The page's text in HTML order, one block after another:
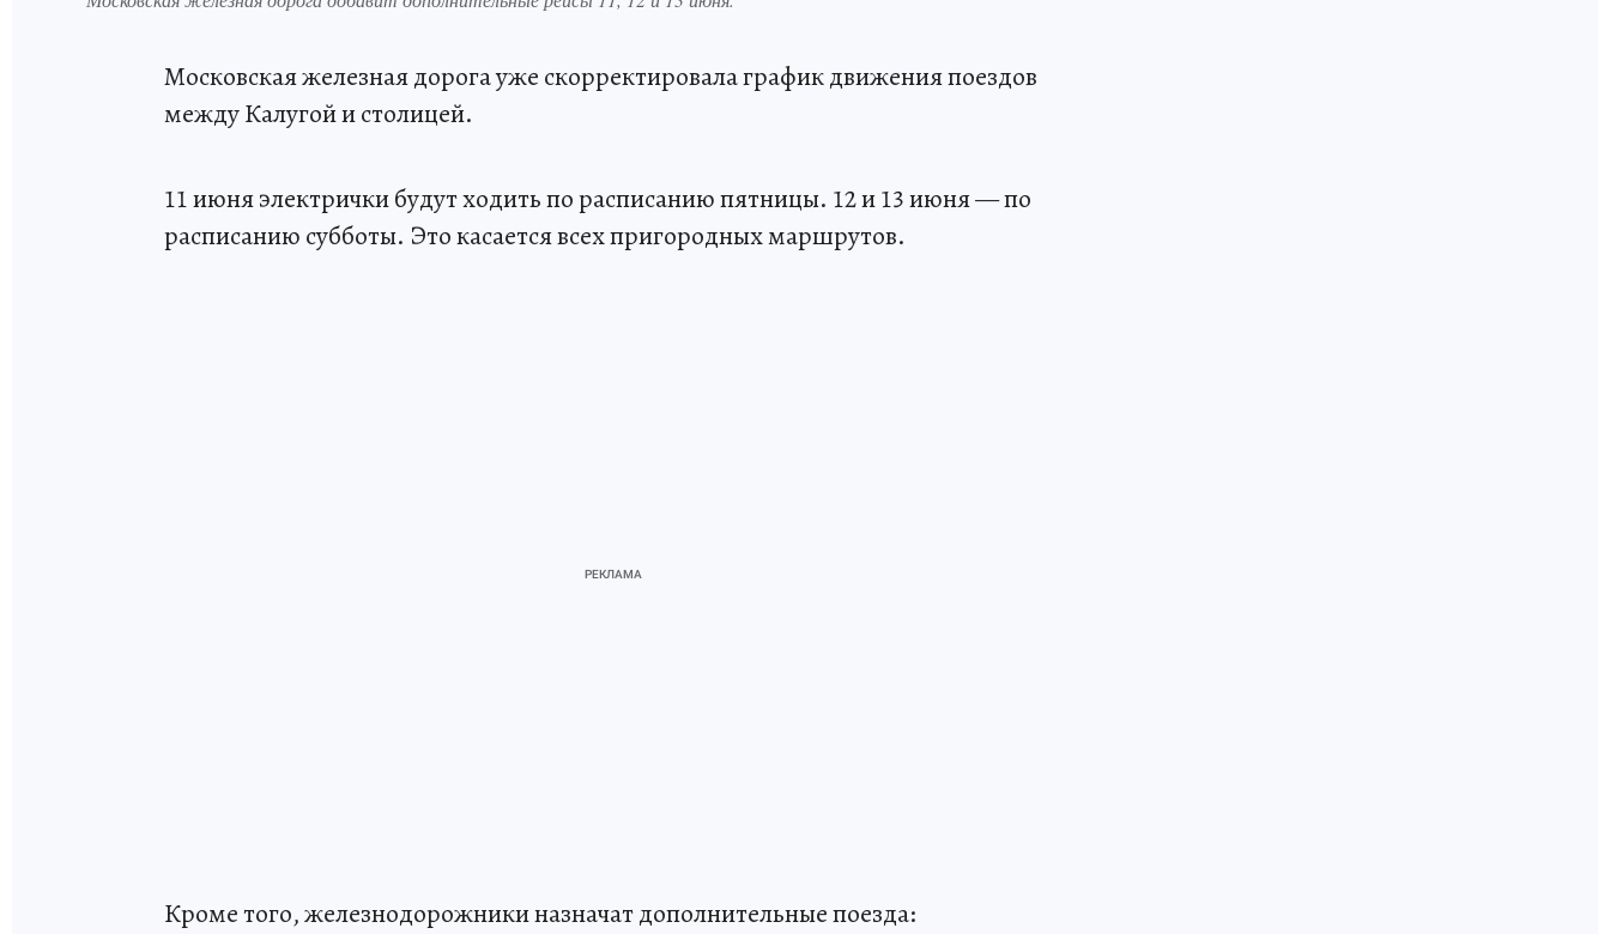
Московская железная дорога уже скорректировала график движения поездов
между Калугой и столицей.
11 июня электрички будут ходить по расписанию пятницы. 12 и 13 июня — по
расписанию субботы. Это касается всех пригородных маршрутов.
Кроме того, железнодорожники назначат дополнительные поезда: